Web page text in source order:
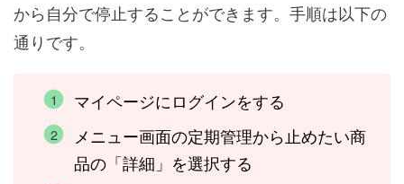
から自分で停止することができます。手順は以下の
通りです。
マイページにログインをする
メニュー画面の定期管理から止めたい商
品の「詳細」を選択する